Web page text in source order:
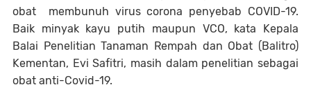
obat membunuh virus corona penyebab COVID-19.
Baik minyak kayu putih maupun VCO, kata Kepala
Balai Penelitian Tanaman Rempah dan Obat (Balitro)
Kementan, Evi Safitri, masih dalam penelitian sebagai
obat anti-Covid-19.